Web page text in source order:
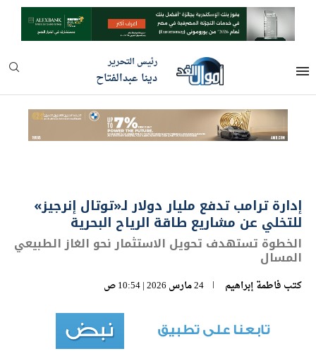
رئيس التحرير
دينا عبدالفتاح
إدارة ترامب تدفع مليار دولار لـ«توتال إنرجيز»
للتخلي عن مشاريع طاقة الرياح البحرية
الخطوة تستهدف تحويل الاستثمار نحو الغاز الطبيعي
المسال
كتب فاطمة إبراهيم 24 مارس 2026 | 10:54 ص